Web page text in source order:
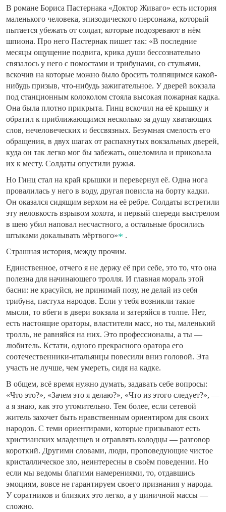
В романе Бориса Пастернака «Доктор Живаго» есть история
маленького человека, эпизодического персонажа, который
пытается убежать от солдат, которые подозревают в нём
шпиона. Про него Пастернак пишет так: «В последние
месяцы ощущение подвига, крика души бессознательно
связалось у него с помостами и трибунами, со стульями,
вскочив на которые можно было бросить толпящимся какой-
нибудь призыв, что-нибудь зажигательное. У дверей вокзала
под станционным колоколом стояла высокая пожарная кадка.
Она была плотно прикрыта. Гинц вскочил на её крышку и
обратил к приближающимся несколько за душу хватающих
слов, нечеловеческих и бессвязных. Безумная смелость его
обращения, в двух шагах от распахнутых вокзальных дверей,
куда он так легко мог бы забежать, ошеломила и приковала
их к месту. Солдаты опустили ружья.
Но Гинц стал на край крышки и перевернул её. Одна нога
провалилась у него в воду, другая повисла на борту кадки.
Он оказался сидящим верхом на её ребре. Солдаты встретили
эту неловкость взрывом хохота, и первый спереди выстрелом
в шею убил наповал несчастного, а остальные бросились
штыками докалывать мёртвого»
.
Страшная история, между прочим.
Единственное, отчего я не держу её при себе, это то, что она
полезна для начинающего тролля. И главная мораль этой
басни: не красуйся, не принимай позу, не делай из себя
трибуна, пастуха народов. Если у тебя возникли такие
мысли, то вбеги в двери вокзала и затеряйся в толпе. Нет,
есть настоящие ораторы, властители масс, но ты, маленький
тролль, не равняйся на них. Это профессионалы, а ты —
любитель. Кстати, одного прекрасного оратора его
соотечественники-итальянцы повесили вниз головой. Эта
участь не лучше, чем умереть, сидя на кадке.
В общем, всё время нужно думать, задавать себе вопросы:
«Что это?», «Зачем это я делаю?», «Что из этого следует?», —
а я знаю, как это утомительно. Тем более, если сетевой
житель захочет быть нравственным ориентиром для своих
народов. С теми ориентирами, которые призывают есть
христианских младенцев и отравлять колодцы — разговор
короткий. Другими словами, люди, проповедующие чистое
кристаллическое зло, неинтересны в своём поведении. Но
если мы ведомы благими намерениями, то, отдавшись
эмоциям, вовсе не гарантируем своего признания у народа.
У соратников и близких это легко, а у циничной массы —
сложно.